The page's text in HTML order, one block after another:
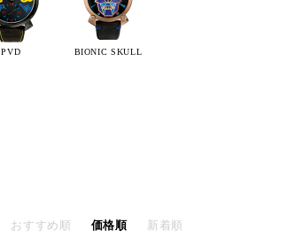
PVD BIONIC SKULL
おすすめ順
価格順 新着順